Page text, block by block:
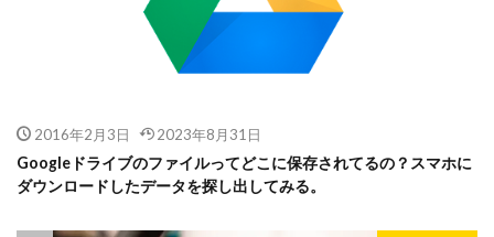
2016年2月3日 2023年8月31日
Googleドライブのファイルってどこに保存されてるの？スマホに
ダウンロードしたデータを探し出してみる。